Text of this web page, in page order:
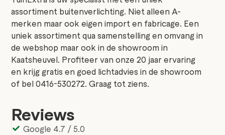
assortiment buitenverlichting. Niet alleen A-
merken maar ook eigen import en fabricage. Een
uniek assortiment qua samenstelling en omvang in
de webshop maar ook in de showroom in
Kaatsheuvel. Profiteer van onze 20 jaar ervaring
en krijg gratis en goed lichtadvies in de showroom
of bel 0416-530272. Graag tot ziens.
Reviews
Google 4.7 / 5.0